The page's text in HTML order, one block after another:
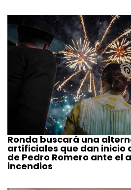
Ronda buscará una
artificiales que dan inicio
de Pedro Romero ante el
incendios